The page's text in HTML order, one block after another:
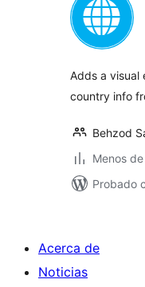
Adds a visual
country info
Behzod
Menos
Probado
Acerca de
Noticias